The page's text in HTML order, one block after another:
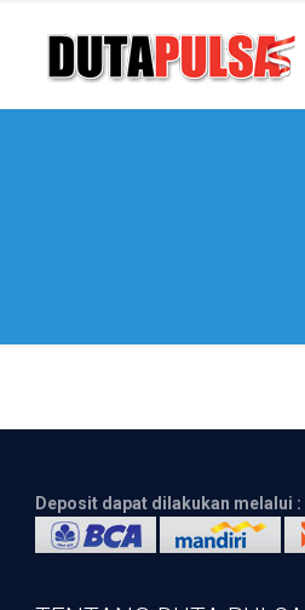
Deposit dapat dilakukan melalui :